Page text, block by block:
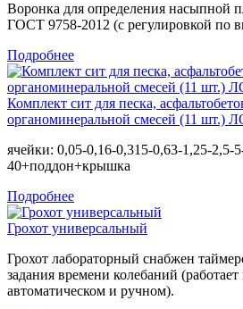
Воронка для определения насыпной
ГОСТ 9758-2012 (с регулировкой по
Подробнее
Комплект сит для песка,
органоминеральной смесей (11 шт.)
ячейки: 0,05-0,16-0,315-0,63-1,25-2,5-
40+поддон+крышка
Подробнее
Грохот универсальный
Грохот лабораторный снабжен
задания времени колебаний
автоматическом и ручном).